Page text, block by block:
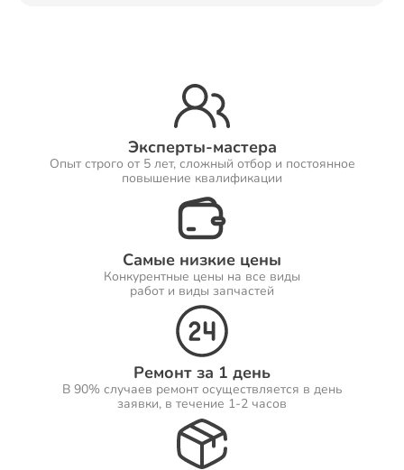
Эксперты-мастера
Опыт строго от 5 лет, сложный отбор и постоянное
повышение квалификации
Самые низкие цены
Конкурентные цены на все виды
работ и виды запчастей
Ремонт за 1 день
В 90% случаев ремонт осуществляется в день
заявки, в течение 1-2 часов
Ремонт Саундбаров
Ремонт VR систем
Ремонт Сабвуферов
Ремонт Посудомоечных машин